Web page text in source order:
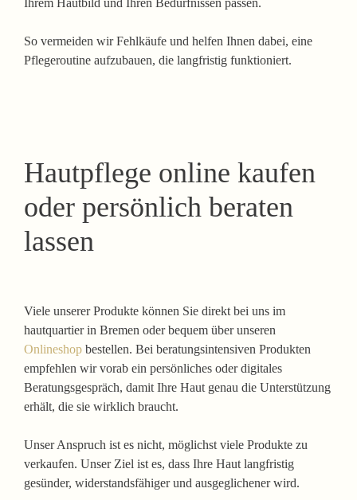
So vermeiden wir Fehlkäufe und helfen Ihnen dabei, eine
Pflegeroutine aufzubauen, die langfristig funktioniert.
Hautpflege online kaufen
oder persönlich beraten
lassen
Viele unserer Produkte können Sie direkt bei uns im
hautquartier in Bremen oder bequem über unseren
Onlineshop bestellen. Bei beratungsintensiven Produkten
empfehlen wir vorab ein persönliches oder digitales
Beratungsgespräch, damit Ihre Haut genau die Unterstützung
erhält, die sie wirklich braucht.
Unser Anspruch ist es nicht, möglichst viele Produkte zu
verkaufen. Unser Ziel ist es, dass Ihre Haut langfristig
gesünder, widerstandsfähiger und ausgeglichener wird.